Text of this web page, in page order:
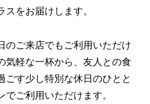
をお届けします。
のご来店でもご利用いただけ
気軽な一杯から、友人との食
ごす少し特別な休日のひとと
ご利用いただけます。